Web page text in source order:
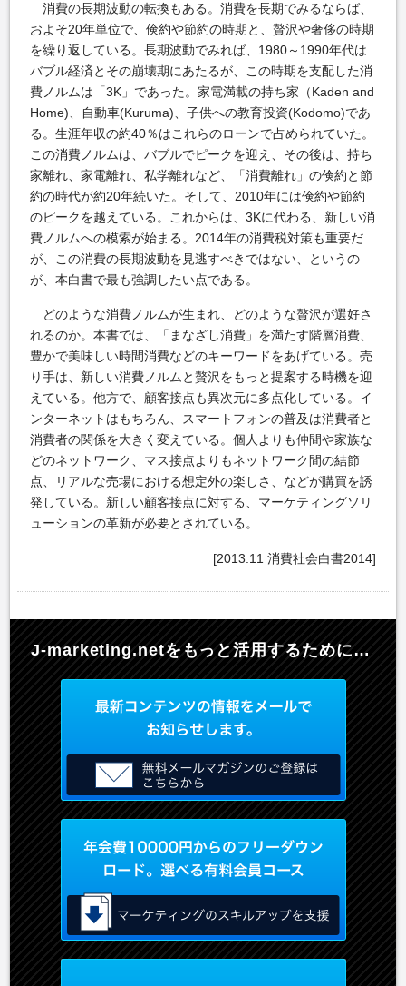
消費の長期波動の転換もある。消費を長期でみるならば、
およそ20年単位で、倹約や節約の時期と、贅沢や奢侈の時期
を繰り返している。長期波動でみれば、1980～1990年代は
バブル経済とその崩壊期にあたるが、この時期を支配した消
費ノルムは「3K」であった。家電満載の持ち家（Kaden and
Home)、自動車(Kuruma)、子供への教育投資(Kodomo)であ
る。生涯年収の約40％はこれらのローンで占められていた。
この消費ノルムは、バブルでピークを迎え、その後は、持ち
家離れ、家電離れ、私学離れなど、「消費離れ」の倹約と節
約の時代が約20年続いた。そして、2010年には倹約や節約
のピークを越えている。これからは、3Kに代わる、新しい消
費ノルムへの模索が始まる。2014年の消費税対策も重要だ
が、この消費の長期波動を見逃すべきではない、というの
が、本白書で最も強調したい点である。
どのような消費ノルムが生まれ、どのような贅沢が選好さ
れるのか。本書では、「まなざし消費」を満たす階層消費、
豊かで美味しい時間消費などのキーワードをあげている。売
り手は、新しい消費ノルムと贅沢をもっと提案する時機を迎
えている。他方で、顧客接点も異次元に多点化している。イ
ンターネットはもちろん、スマートフォンの普及は消費者と
消費者の関係を大きく変えている。個人よりも仲間や家族な
どのネットワーク、マス接点よりもネットワーク間の結節
点、リアルな売場における想定外の楽しさ、などが購買を誘
発している。新しい顧客接点に対する、マーケティングソリ
ューションの革新が必要とされている。
[2013.11 消費社会白書2014]
J-marketing.netを もっと活用するために…